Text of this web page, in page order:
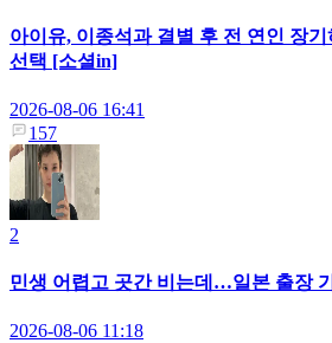
아이유, 이종석과 결별 후 전 연인 장
선택 [소셜in]
2026-08-06 16:41
157
2
민생 어렵고 곳간 비는데…일본 출장
2026-08-06 11:18